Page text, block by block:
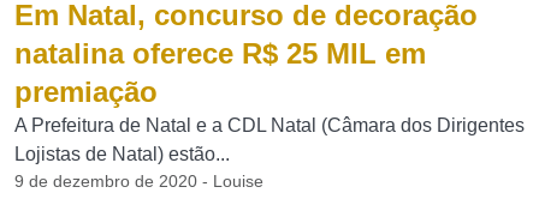
Em Natal, concurso de decoração
natalina oferece R$ 25 MIL em
premiação
A Prefeitura de Natal e a CDL Natal (Câmara dos Dirigentes
Lojistas de Natal) estão...
9 de dezembro de 2020 - Louise